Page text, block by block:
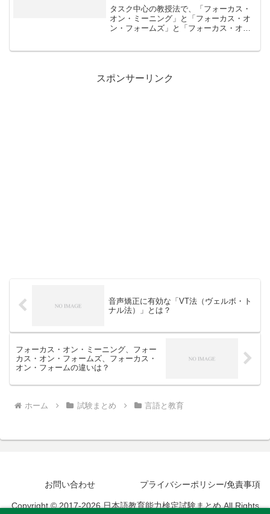
いは？
タスク中心の教授法で、「フォーカス・
オン・ミーニング」と「フォーカス・オ
ン・フォームズ」と「フォーカス・オ
スポンサーリンク
音声矯正に有効な「VT法（ヴェルボ・ト
ナル法）」とは？
フォーカス・オン・ミーニング、フォー
カス・オン・フォームズ、フォーカス・
オン・フォームの違いは？
ホーム 試験まとめ 言語と教育
お問い合わせ プライバシーポリシー/免責事項
Copyright © 2017-2026 日本語教育能力検定試験まとめ All Rights